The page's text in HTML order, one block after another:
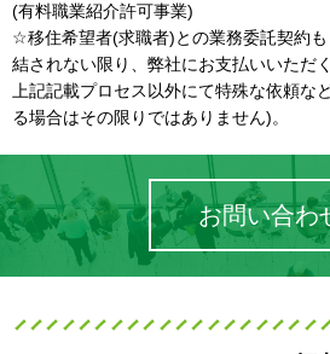
(有料職業紹介許可事業)
☆移住希望者(求職者)との業務委託契約
結されない限り、弊社にお支払いいただ
上記記載プロセス以外にて特殊な依頼な
る場合はその限りではありません)。
お問い合わ